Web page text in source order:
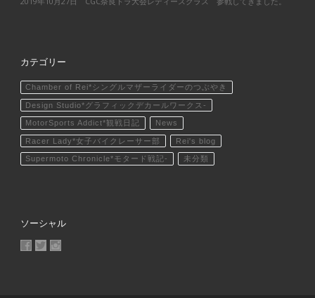
カテゴリー
Chamber of Rei*シングルマザーライダーのつぶやき
Design Studio*グラフィックデカールワークス-
MotorSports Addict*観戦日記 News
Racer Lady*女子バイクレーサー部 Rei's blog
Supermoto Chronicle*モタード戦記- 未分類
ソーシャル
MotoCrusader さんのプロフィールを Facebook で表示
@MotoCrusader さんのプロフィールを Twitter で表示